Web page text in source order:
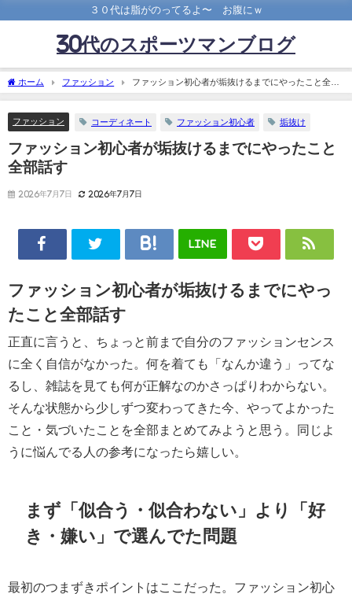
３０代は脂がのってるよ〜 お腹にｗ
30代のスポーツマンブログ
ホーム ファッション
ファッション初心者が垢抜けるまでにやったこと全部
話す
ファッション コーディネート ファッション初心者 垢抜け
ファッション初心者が垢抜けるまでにやったこと
全部話す
2026年7月7日 2026年7月7日
LINE
ファッション初心者が垢抜けるまでにやっ
たこと全部話す
正直に言うと、ちょっと前まで自分のファッションセンス
に全く自信がなかった。何を着ても「なんか違う」ってな
るし、雑誌を見ても何が正解なのかさっぱりわからない。
そんな状態から少しずつ変わってきた今、やってよかった
こと・気づいたことを全部まとめてみようと思う。同じよ
うに悩んでる人の参考になったら嬉しい。
まず「似合う・似合わない」より「好
き・嫌い」で選んでた問題
最初のつまずきポイントはここだった。ファッション初心